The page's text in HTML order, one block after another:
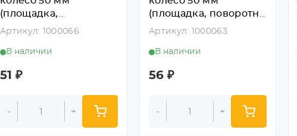
(площадка,
неповоротн., подш.
Артикул: 1000066
В наличии
51 ₽
- +
(площадка, поворотн.,
подш. скольж.)
Артикул: 1000063
В наличии
56 ₽
- +